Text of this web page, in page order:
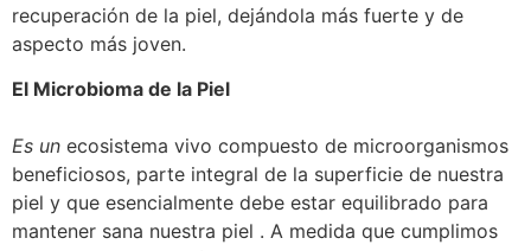
recuperación de la piel, dejándola más fuerte y de
aspecto más joven.
El Microbioma de la Piel
Es un ecosistema vivo compuesto de microorganismos
beneficiosos, parte integral de la superficie de nuestra
piel y que esencialmente debe estar equilibrado para
mantener sana nuestra piel . A medida que cumplimos